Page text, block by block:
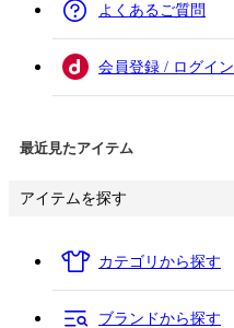
よくあるご質問
会員登録 / ログイン
最近見たアイテム
アイテムを探す
カテゴリから探す
ブランドから探す